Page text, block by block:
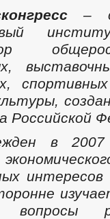
–
Российской
в
вопросы